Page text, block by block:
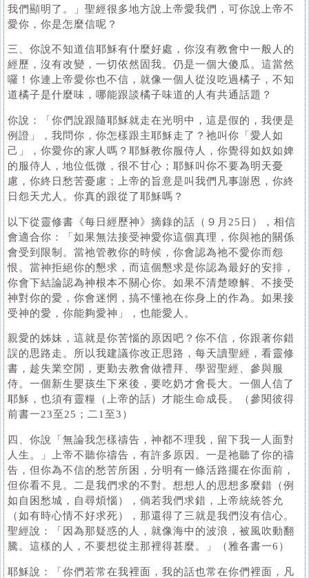
我們顯明了。」聖經很多地方說上帝愛我們，可你說上帝不
愛你，你是怎麼信呢？
三、你說不知道信耶穌有什麼好處，你沒有教會中一般人的
經歷，沒有改變，一切依然固我。仍是一個大傻瓜。這當然
囉！你連上帝愛你也不信，就像一個人從沒吃過橘子，不知
道橘子是什麼味，哪能跟談橘子味道的人有共通話題？
你說：「你們說跟隨耶穌就走在光明中，這是假的，我便是
例證」，我問你，你怎樣跟主耶穌走了？祂叫你「愛人如
己」，你愛你的家人嗎？耶穌教你服侍人，你覺得如奴如婢
的服侍人，地位低微，很不甘心；耶穌叫你不要為明天憂
慮，你終日愁苦憂慮；上帝的旨意是叫我們凡事謝恩，你終
日怨天尤人。你真的跟從了耶穌嗎？
以下從靈修書《每日經歷神》摘錄的話（９月25日），相信
會適合你：「如果無法接受神愛你這個真理，你與祂的關係
會受到限制。當祂管教你的時候，你會認為祂不愛你而怨
恨。當神拒絕你的懇求，而這個懇求是你認為最好的安排，
你會下結論認為神根本不關心你。如果不清楚瞭解、不接受
神對你的愛，你會迷惘，搞不懂祂在你身上的作為。如果接
受神的愛，你能夠愛神」，也能愛人。
親愛的姊妹，這就是你苦惱的原因吧？你不信，你跟著你錯
誤的思路走。所以我建議你改正思路，每天讀聖經，看靈修
書，趁失業空閒，更勤去教會做禮拜、學習聖經、參與服
侍。一個新生嬰孩生下來後，要吃奶才會長大。一個人信了
耶穌，也須有靈糧（上帝的話）才能生命成長。（參閱彼得
前書一23至25；二1至3）
四、你說「無論我怎樣禱告，神都不理我，留下我一人面對
人生。」上帝不聽你禱告，有許多原因。一是祂聽了你的禱
告，但你為不信的愁苦所困，分明有一條活路擺在你面前，
但你看不見。二是我們求的不對。想想人的思想多麼錯（例
如自困愁城，自尋煩惱），倘若我們求錯，上帝統統答允
（如有時心情不好求死），那還得了三就是我們沒有信心。
聖經說：「因為那疑惑的人，就像海中的波浪，被風吹動翻
騰。這樣的人，不要想從主那裡得甚麼。」（雅各書一6）
耶穌說：「你們若常在我裡面，我的話也常在你們裡面，凡